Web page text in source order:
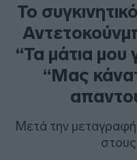
Το
“Τα μάτια μου
“Μας
Μετά την μεταγραφή
στους